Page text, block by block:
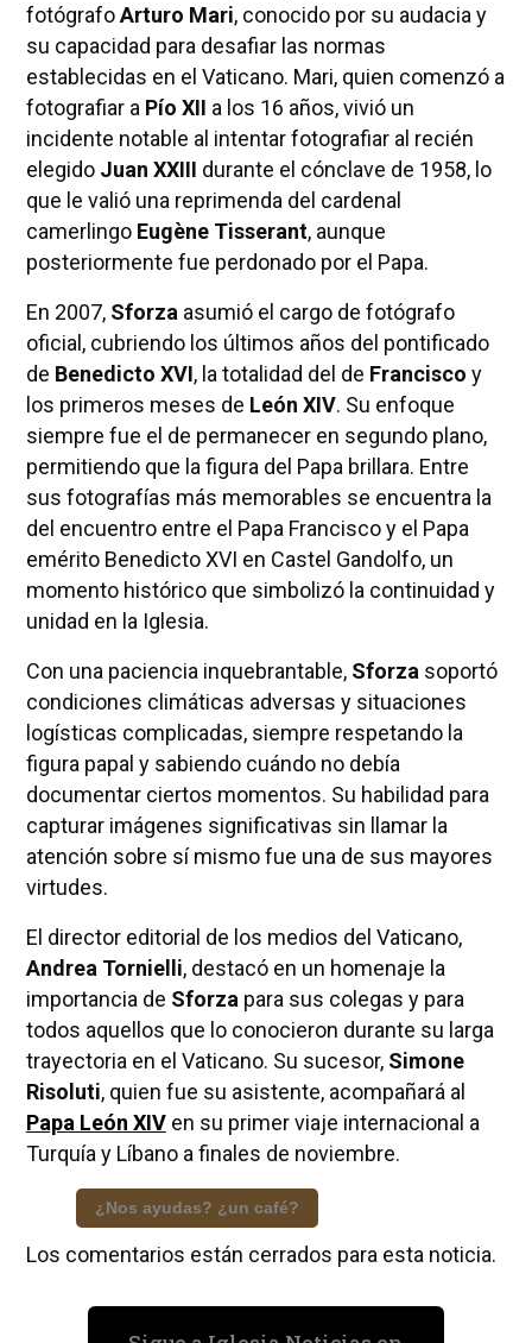
fotógrafoArturo Mari, conocido por su audacia y
su capacidad para desafiar las normas
establecidas en el Vaticano. Mari, quien comenzó a
fotografiar a Pío XII a los 16 años, vivió un
incidente notable al intentar fotografiar al recién
elegido Juan XXIII durante el cónclave de 1958, lo
que le valió una reprimenda del cardenal
camerlingo Eugène Tisserant, aunque
posteriormente fue perdonado por el Papa.
En 2007, Sforza asumió el cargo de fotógrafo
oficial, cubriendo los últimos años del pontificado
de Benedicto XVI, la totalidad del de Francisco y
los primeros meses de León XIV. Su enfoque
siempre fue el de permanecer en segundo plano,
permitiendo que la figura del Papa brillara. Entre
sus fotografías más memorables se encuentra la
del encuentro entre el Papa Francisco y el Papa
emérito Benedicto XVI en Castel Gandolfo, un
momento histórico que simbolizó la continuidad y
unidad en la Iglesia.
Con una paciencia inquebrantable, Sforza soportó
condiciones climáticas adversas y situaciones
logísticas complicadas, siempre respetando la
figura papal y sabiendo cuándo no debía
documentar ciertos momentos. Su habilidad para
capturar imágenes significativas sin llamar la
atención sobre sí mismo fue una de sus mayores
virtudes.
El director editorial de los medios del Vaticano,
Andrea Tornielli, destacó en un homenaje la
importancia de Sforza para sus colegas y para
todos aquellos que lo conocieron durante su larga
trayectoria en el Vaticano. Su sucesor, Simone
Risoluti, quien fue su asistente, acompañará al
Papa León XIVen su primer viaje internacional a
Turquía y Líbano a finales de noviembre.
¿Nos ayudas? ¿un café?
Los comentarios están cerrados para esta noticia.